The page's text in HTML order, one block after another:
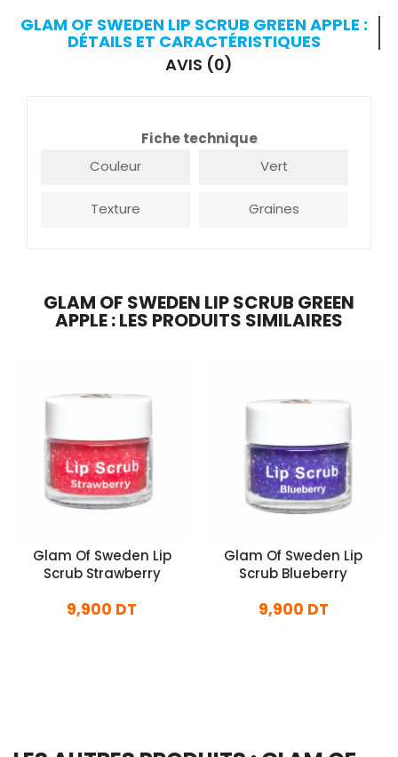
GLAM OF SWEDEN LIP SCRUB GREEN APPLE :
DÉTAILS ET CARACTÉRISTIQUES
AVIS (0)
Fiche technique
Couleur
Vert
Texture Graines
GLAM OF SWEDEN LIP SCRUB GREEN
APPLE : LES PRODUITS SIMILAIRES
Glam Of Sweden Lip
Scrub Strawberry
9,900 DT
Glam Of Sweden Lip
Scrub Blueberry
9,900 DT